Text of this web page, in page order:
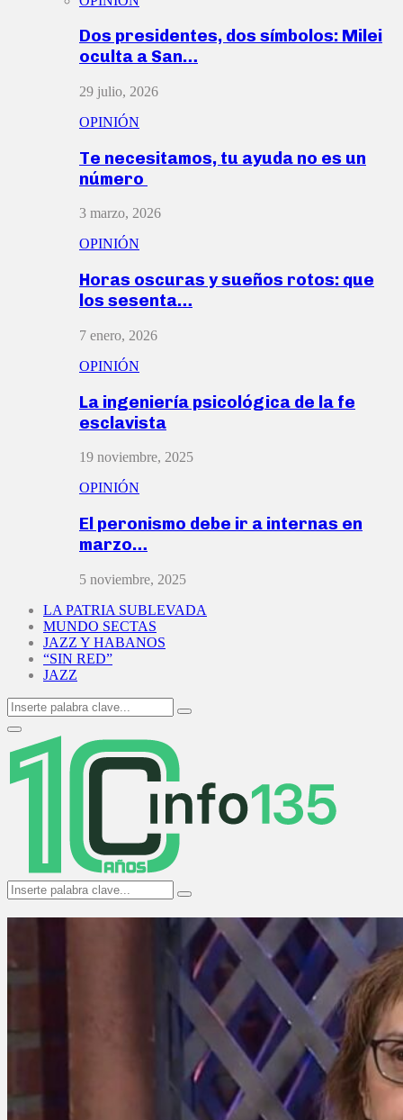
Dos presidentes, dos símbolos: Milei
oculta a San…
29 julio, 2026
OPINIÓN
Te necesitamos, tu ayuda no es un
número
3 marzo, 2026
OPINIÓN
Horas oscuras y sueños rotos: que
los sesenta…
7 enero, 2026
OPINIÓN
La ingeniería psicológica de la fe
esclavista
19 noviembre, 2025
OPINIÓN
El peronismo debe ir a internas en
marzo…
5 noviembre, 2025
LA PATRIA SUBLEVADA
MUNDO SECTAS
JAZZ Y HABANOS
“SIN RED”
JAZZ
Search
for:
Search
Primary
Menu
Search
for:
Search